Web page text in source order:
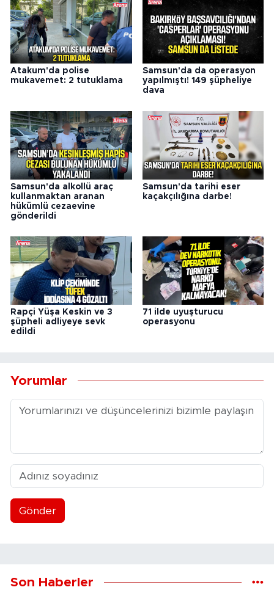
Atakum'da polise
mukavemet: 2 tutuklama
Samsun'da da operasyon
yapılmıştı! 149 şüpheliye
dava
Samsun'da alkollü araç
kullanmaktan aranan
hükümlü cezaevine
gönderildi
Samsun'da tarihi eser
kaçakçılığına darbe!
Rapçi Yüşa Keskin ve 3
şüpheli adliyeye sevk
edildi
71 ilde uyuşturucu
operasyonu
Yorumlar
Gönder
Son Haberler